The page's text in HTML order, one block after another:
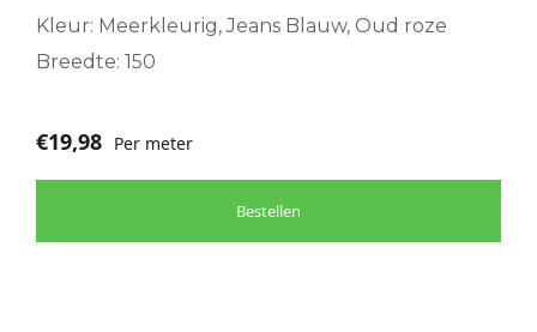
Kleur: Meerkleurig, Jeans Blauw, Oud roze
Breedte: 150
€19,98 Per meter
Bestellen